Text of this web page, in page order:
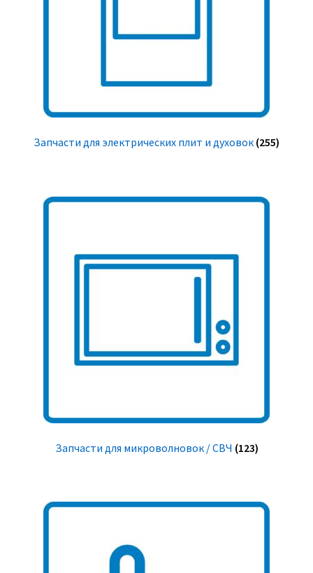
Запчасти для электрических плит и духовок (255)
Запчасти для микроволновок / СВЧ (123)